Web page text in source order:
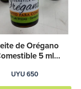
de Orégano
5 ml
UYU 650